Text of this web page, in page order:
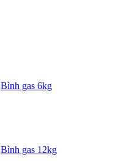
Bình gas 6kg
Bình gas 12kg